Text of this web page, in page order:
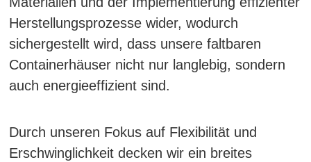
Herstellungsprozesse wider, wodurch
sichergestellt wird, dass unsere faltbaren
Containerhäuser nicht nur langlebig, sondern
auch energieeffizient sind.
Durch unseren Fokus auf Flexibilität und
Erschwinglichkeit decken wir ein breites